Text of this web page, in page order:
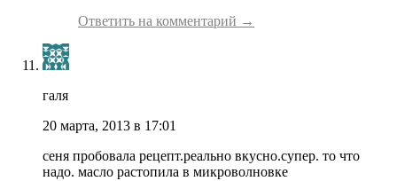
Ответить на комментарий →
галя
20 марта, 2013 в 17:01
сеня пробовала рецепт.реально вкусно.супер. то что
надо. масло растопила в микроволновке